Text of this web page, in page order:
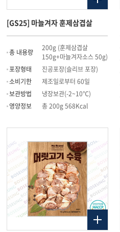
[GS25] 마늘겨자 훈제삼겹살
총 내용량
200g (훈제삼겹살
150g+마늘겨자소스 50g)
포장형태
진공포장(슬리브 포장)
소비기한
제조일로부터 60일
보관방법
냉장보관(-2~10℃)
영양정보
총 200g 568Kcal